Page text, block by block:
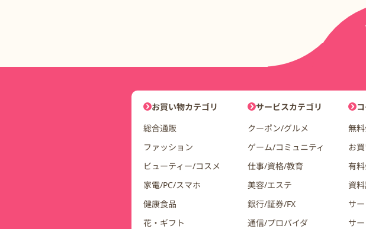
DDuetコインモールナビゲーション
お買い物カテゴリ
総合通販
ファッション
ビューティー/コスメ
家電/PC/スマホ
健康食品
花・ギフト
サービスカテゴリ
クーポン/グルメ
ゲーム/コミュニティ
仕事/資格/教育
美容/エステ
銀行/証券/FX
通信/プロバイダ
無
お
有
資
サ
サ